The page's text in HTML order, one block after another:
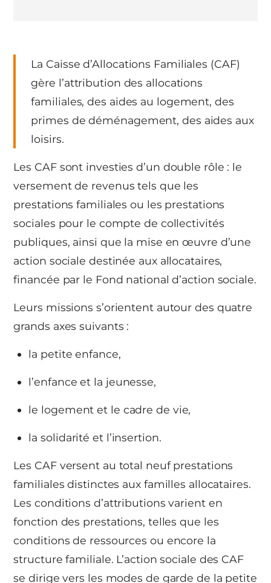
La Caisse d’Allocations Familiales (CAF)
gère l’attribution des allocations
familiales, des aides au logement, des
primes de déménagement, des aides aux
loisirs.
Les CAF sont investies d’un double rôle : le
versement de revenus tels que les
prestations familiales ou les prestations
sociales pour le compte de collectivités
publiques, ainsi que la mise en œuvre d’une
action sociale destinée aux allocataires,
financée par le Fond national d’action sociale.
Leurs missions s’orientent autour des quatre
grands axes suivants :
la petite enfance,
l’enfance et la jeunesse,
le logement et le cadre de vie,
la solidarité et l’insertion.
Les CAF versent au total neuf prestations
familiales distinctes aux familles allocataires.
Les conditions d’attributions varient en
fonction des prestations, telles que les
conditions de ressources ou encore la
structure familiale. L’action sociale des CAF
se dirige vers les modes de garde de la petite